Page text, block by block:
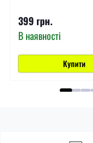
399 грн.
В наявності
Купити